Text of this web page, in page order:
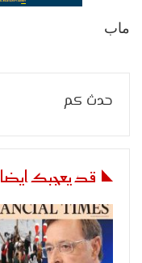
ماب
حدث كم
قد يعجبك ايضا